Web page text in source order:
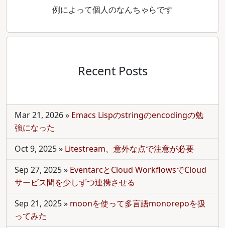
例によって個人のなんちゃらです
Recent Posts
Mar 21, 2026» Emacs Lispのstringのencodingの勉
強になった
Oct 9, 2025» Litestream、意外な点で注意が必要
Sep 27, 2025» EventarcとCloud WorkflowsでCloud
サービス間を少しずつ連携させる
Sep 21, 2025» moonを使って多言語monorepoを扱
ってみた